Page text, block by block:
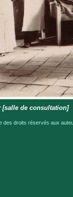
[salle de consultation]
des droits réservés aux